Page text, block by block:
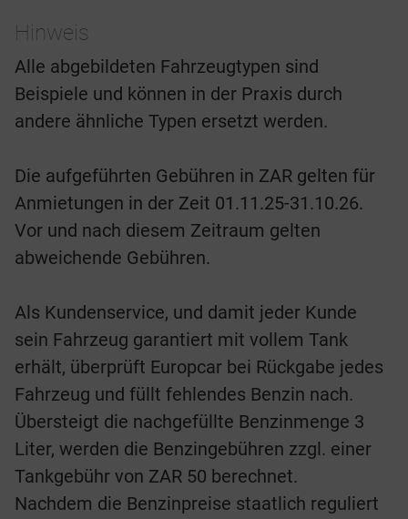
Hinweis
Alle abgebildeten Fahrzeugtypen sind
Beispiele und können in der Praxis durch
andere ähnliche Typen ersetzt werden.
Die aufgeführten Gebühren in ZAR gelten für
Anmietungen in der Zeit 01.11.25-31.10.26.
Vor und nach diesem Zeitraum gelten
abweichende Gebühren.
Als Kundenservice, und damit jeder Kunde
sein Fahrzeug garantiert mit vollem Tank
erhält, überprüft Europcar bei Rückgabe jedes
Fahrzeug und füllt fehlendes Benzin nach.
Übersteigt die nachgefüllte Benzinmenge 3
Liter, werden die Benzingebühren zzgl. einer
Tankgebühr von ZAR 50 berechnet.
Nachdem die Benzinpreise staatlich reguliert